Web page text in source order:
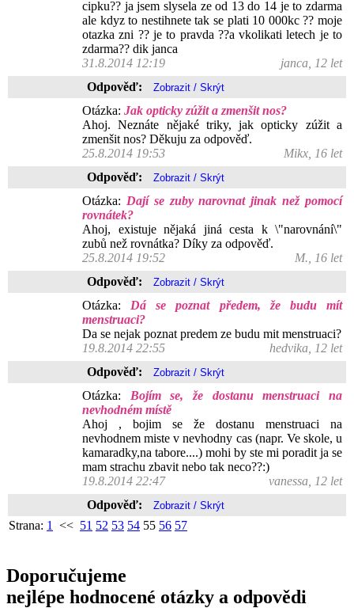
cipku?? ja jsem slysela ze od 13 do 14 je to zdarma
ale kdyz to nestihnete tak se plati 10 000kc ?? moje
otazka zni ?? je to pravda ??a vkolikati letech je to
zdarma?? dik janca
31.8.2014 12:19
janca, 12 let
Odpověď:
Otázka: Jak opticky zúžit a zmenšit nos?
Ahoj. Neznáte nějaké triky, jak opticky zúžit a
zmenšit nos? Děkuju za odpověď.
25.8.2014 19:53
Mikx, 16 let
Odpověď:
Otázka: Dají se zuby narovnat jinak než pomocí
rovnátek?
Ahoj, existuje nějaká jiná cesta k \"narovnání\"
zubů než rovnátka? Díky za odpověď.
25.8.2014 19:52
M., 16 let
Odpověď:
Otázka: Dá se poznat předem, že budu mít
menstruaci?
Da se nejak poznat predem ze budu mit menstruaci?
19.8.2014 22:55
hedvika, 12 let
Odpověď:
Otázka: Bojím se, že dostanu menstruaci na
nevhodném místě
Ahoj , bojim se že dostanu menstruaci na
nevhodnem miste v nevhodny cas (napr. Ve skole, u
kamaradky,na tabore....) mohi by ste mi poradit ja se
mam strachu zbavit nebo tak neco??:)
19.8.2014 22:47
vanessa, 12 let
Odpověď:
Strana: 1 << 51 52 53 54 55 56 57
Doporučujeme
nejlépe hodnocené otázky a odpovědi